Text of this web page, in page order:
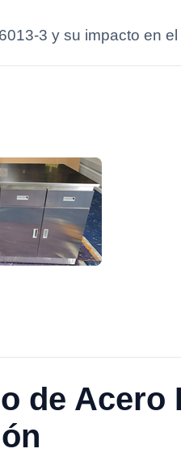
3 y su impacto en
de Acero